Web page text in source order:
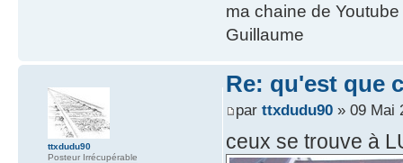
ma chaine de
Guillaume
Re: qu'est que
par ttxdudu90» 09 Mai
ceux se trouve à
ttxdudu90
Posteur Irrécupérable